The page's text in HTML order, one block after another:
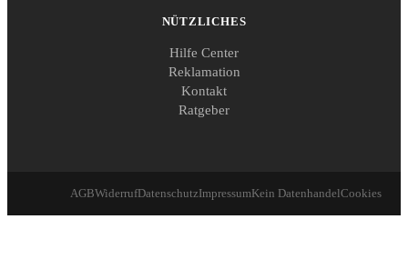
NÜTZLICHES
Hilfe Center
Reklamation
Kontakt
Ratgeber
AGBWiderrufDatenschutzImpressumKein DatenhandelCookies